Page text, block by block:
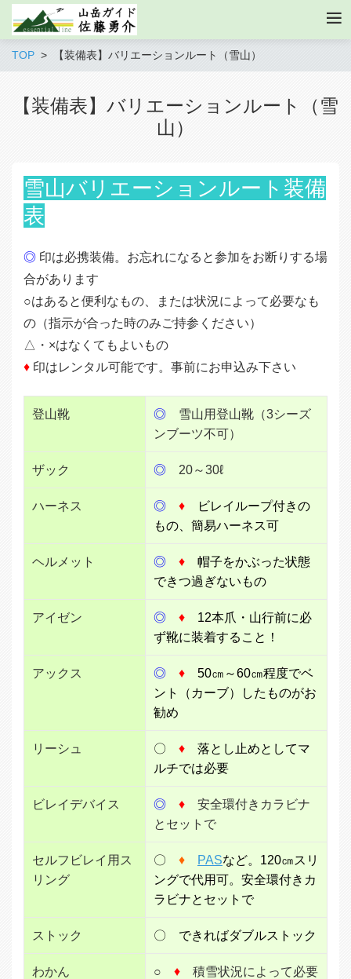
TOP 【装備表】バリエーションルート（雪山）
【装備表】バリエーションルート（雪
山）
雪山バリエーションルート装備
表
◎ 印は必携装備。お忘れになると参加をお断りする場
合があります
○はあると便利なもの、または状況によって必要なも
の（指示が合った時のみご持参ください）
△・×はなくてもよいもの
♦ 印はレンタル可能です。事前にお申込み下さい
登山靴 ◎ 雪山用登山靴（3シーズ
ンブーツ不可）
ザック ◎ 20～30ℓ
ハーネス ◎ ♦
ビレイループ付きの
もの、簡易ハーネス可
ヘルメット ◎ ♦
帽子をかぶった状態
できつ過ぎないもの
アイゼン ◎ ♦
12本爪・山行前に必
ず靴に装着すること！
アックス ◎ ♦
50㎝～60㎝程度でベ
ント（カーブ）したものがお
勧め
リーシュ 〇 ♦
落とし止めとしてマ
ルチでは必要
ビレイデバイス ◎ ♦
安全環付きカラビナ
とセットで
セルフビレイ用ス
リング
〇 ♦ PASなど。120㎝スリ
ングで代用可。安全環付きカ
ラビナとセットで
ストック 〇 できればダブルストック
わかん ○ ♦ 積雪状況によって必要